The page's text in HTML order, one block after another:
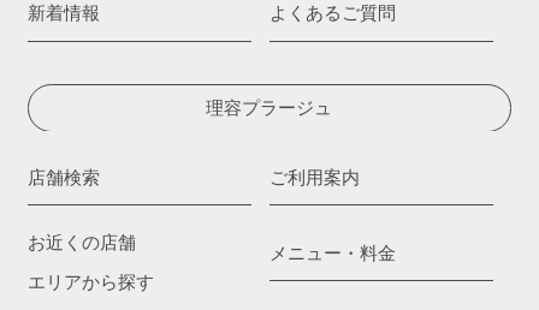
新着情報 よくあるご質問
理容プラージュ
店舗検索
お近くの店舗
エリアから探す
ご利用案内
メニュー・料金